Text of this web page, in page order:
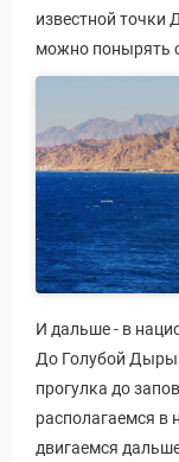
известной точки
можно понырять
И дальше - в
До Голубой Дыры
прогулка до
располагаемся в
двигаемся